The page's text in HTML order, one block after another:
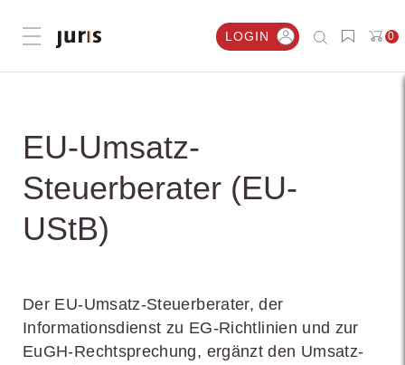
Menü öffnen LOGIN 0
EU-Umsatz-
Steuerberater (EU-
UStB)
Der EU-Umsatz-Steuerberater, der
Informationsdienst zu EG-Richtlinien und zur
EuGH-Rechtsprechung, ergänzt den Umsatz-